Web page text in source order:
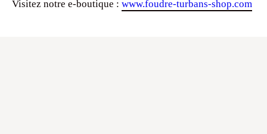
Visitez notre e-boutique : www.foudre-turbans-shop.com